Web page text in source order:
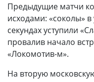
Предыдущие матчи
исходами: «соколы»
секундах уступили
провалив начало
«Локомотив-м».
На вторую